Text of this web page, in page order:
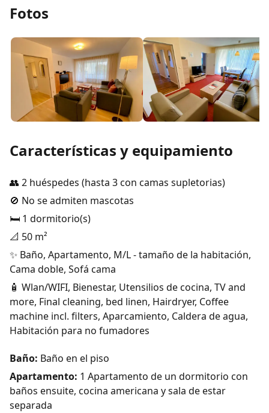
Fotos
Características y equipamiento
👥 2 huéspedes (hasta 3 con camas supletorias)
🚫 No se admiten mascotas
🛏️ 1 dormitorio(s)
📐 50 m²
✨ Baño, Apartamento, M/L - tamaño de la habitación,
Cama doble, Sofá cama
🧴 Wlan/WIFI, Bienestar, Utensilios de cocina, TV and
more, Final cleaning, bed linen, Hairdryer, Coffee
machine incl. filters, Aparcamiento, Caldera de agua,
Habitación para no fumadores
Baño: Baño en el piso
Apartamento: 1 Apartamento de un dormitorio con
baños ensuite, cocina americana y sala de estar
separada